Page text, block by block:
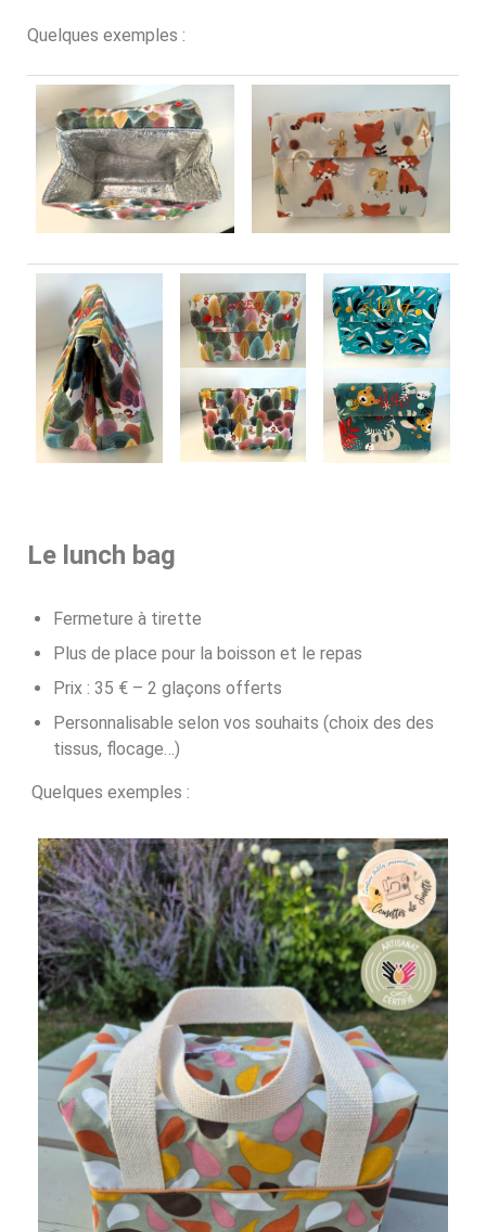
Quelques exemples :
Le lunch bag
Fermeture à tirette
Plus de place pour la boisson et le repas
Prix : 35 € – 2 glaçons offerts
Personnalisable selon vos souhaits (choix des des
tissus, flocage…)
Quelques exemples :